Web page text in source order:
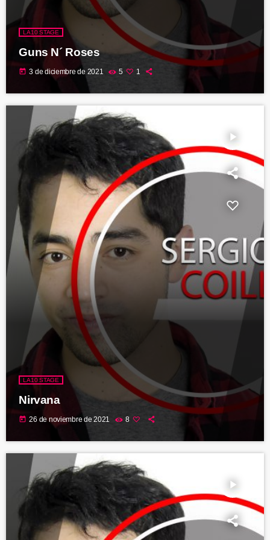
LA10 STAGE
Guns N´ Roses
today 3 de diciembre de 2021 5 1
play_arrow
LA10 STAGE
Nirvana
today 26 de noviembre de 2021 8
play_arrow